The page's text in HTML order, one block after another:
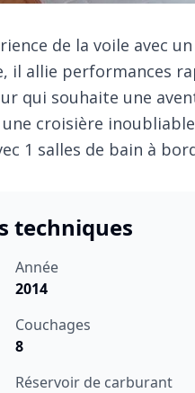
de la voile avec
allie performances
qui souhaite une
croisière
1 salles de bain à
techniques
Année
2014
Couchages
8
Réservoir de carburant